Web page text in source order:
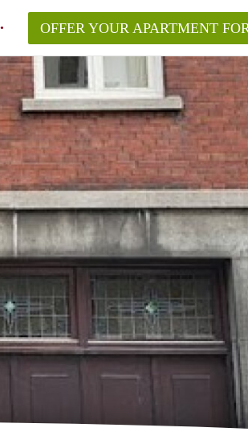
OFFER YOUR APARTMENT